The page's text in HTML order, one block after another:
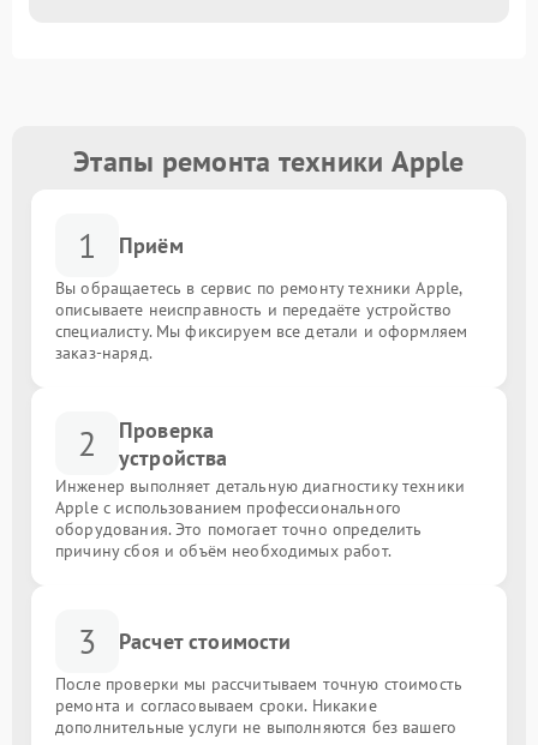
Этапы ремонта техники Apple
1 Приём
Вы обращаетесь в сервис по ремонту техники Apple,
описываете неисправность и передаёте устройство
специалисту. Мы фиксируем все детали и оформляем
заказ-наряд.
2
Проверка
устройства
Инженер выполняет детальную диагностику техники
Apple с использованием профессионального
оборудования. Это помогает точно определить
причину сбоя и объём необходимых работ.
3 Расчет стоимости
После проверки мы рассчитываем точную стоимость
ремонта и согласовываем сроки. Никакие
дополнительные услуги не выполняются без вашего